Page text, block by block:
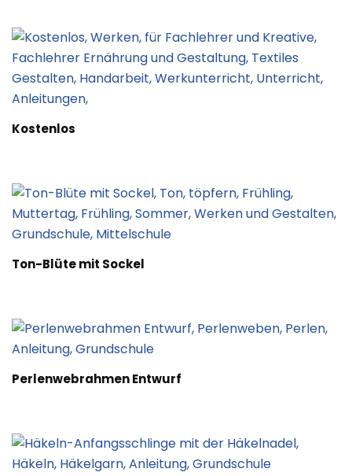
Kostenlos
Ton-Blüte mit Sockel
Perlenwebrahmen Entwurf